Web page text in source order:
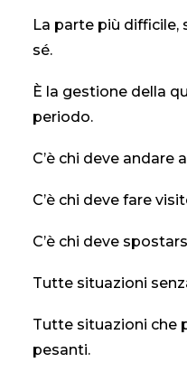
La parte più difficile,
sé.
È la gestione della
periodo.
C’è chi deve
C’è chi deve fare
C’è chi deve
Tutte situazioni
Tutte situazioni che
pesanti.